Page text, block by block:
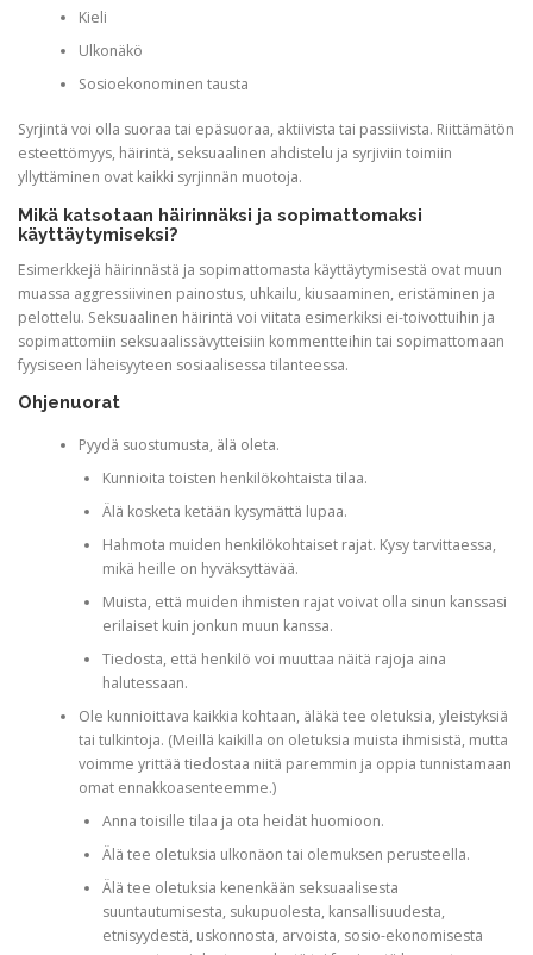
Kieli
Ulkonäkö
Sosioekonominen tausta
Syrjintä voi olla suoraa tai epäsuoraa, aktiivista tai passiivista. Riittämätön
esteettömyys, häirintä, seksuaalinen ahdistelu ja syrjiviin toimiin
yllyttäminen ovat kaikki syrjinnän muotoja.
Mikä katsotaan häirinnäksi ja sopimattomaksi
käyttäytymiseksi?
Esimerkkejä häirinnästä ja sopimattomasta käyttäytymisestä ovat muun
muassa aggressiivinen painostus, uhkailu, kiusaaminen, eristäminen ja
pelottelu. Seksuaalinen häirintä voi viitata esimerkiksi ei-toivottuihin ja
sopimattomiin seksuaalissävytteisiin kommentteihin tai sopimattomaan
fyysiseen läheisyyteen sosiaalisessa tilanteessa.
Ohjenuorat
Pyydä suostumusta, älä oleta.
Kunnioita toisten henkilökohtaista tilaa.
Älä kosketa ketään kysymättä lupaa.
Hahmota muiden henkilökohtaiset rajat. Kysy tarvittaessa,
mikä heille on hyväksyttävää.
Muista, että muiden ihmisten rajat voivat olla sinun kanssasi
erilaiset kuin jonkun muun kanssa.
Tiedosta, että henkilö voi muuttaa näitä rajoja aina
halutessaan.
Ole kunnioittava kaikkia kohtaan, äläkä tee oletuksia, yleistyksiä
tai tulkintoja. (Meillä kaikilla on oletuksia muista ihmisistä, mutta
voimme yrittää tiedostaa niitä paremmin ja oppia tunnistamaan
omat ennakkoasenteemme.)
Anna toisille tilaa ja ota heidät huomioon.
Älä tee oletuksia ulkonäon tai olemuksen perusteella.
Älä tee oletuksia kenenkään seksuaalisesta
suuntautumisesta, sukupuolesta, kansallisuudesta,
etnisyydestä, uskonnosta, arvoista, sosio-ekonomisesta